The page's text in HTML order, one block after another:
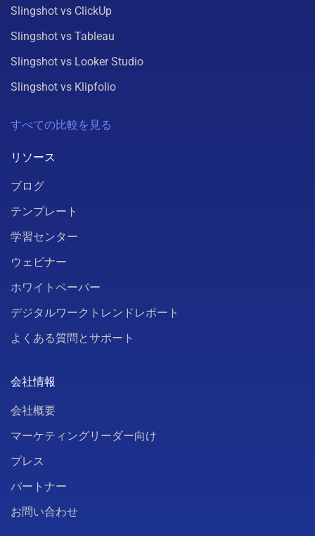
Slingshot vs ClickUp
Slingshot vs Tableau
Slingshot vs Looker Studio
Slingshot vs Klipfolio
すべての比較を見る
リソース
ブログ
テンプレート
学習センター
ウェビナー
ホワイトペーパー
デジタルワークトレンドレポート
よくある質問とサポート
会社情報
会社概要
マーケティングリーダー向け
プレス
パートナー
お問い合わせ